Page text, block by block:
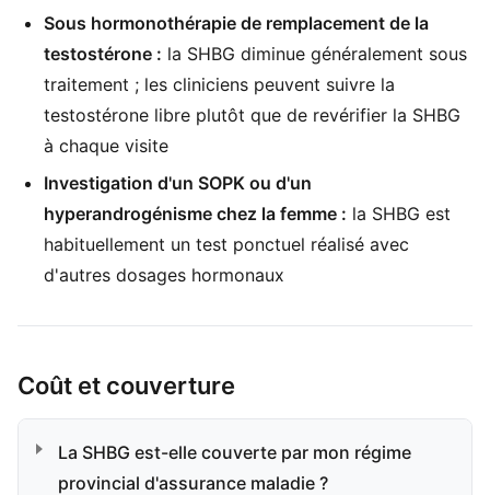
Sous hormonothérapie de remplacement de la
testostérone : la SHBG diminue généralement sous
traitement ; les cliniciens peuvent suivre la
testostérone libre plutôt que de revérifier la SHBG
à chaque visite
Investigation d'un SOPK ou d'un
hyperandrogénisme chez la femme : la SHBG est
habituellement un test ponctuel réalisé avec
d'autres dosages hormonaux
Coût et couverture
La SHBG est-elle couverte par mon régime
provincial d'assurance maladie ?